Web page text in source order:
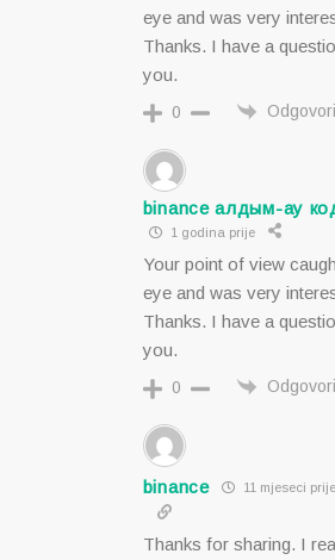
eye and was very
Thanks. I have a
you.
0 Odgovori
binance алдым-ау
1 godina prije
Your point of view
eye and was very
Thanks. I have a
you.
0 Odgovori
binance 11 mjeseci prije
Thanks for sharing. I